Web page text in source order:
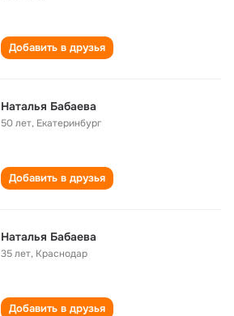
Добавить в друзья
Наталья Бабаева
50 лет, Екатеринбург
Добавить в друзья
Наталья Бабаева
35 лет, Краснодар
Добавить в друзья